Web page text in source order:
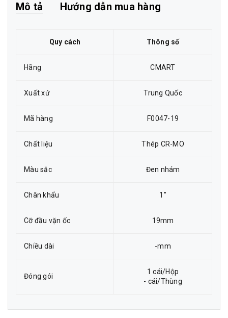
Mô tả Hướng dẫn mua hàng
Quy cách Thông số
Hãng CMART
Xuất xứ Trung Quốc
Mã hàng F0047-19
Chất liệu Thép CR-MO
Màu sắc Đen nhám
Chân khẩu 1"
Cỡ đầu vặn ốc 19mm
Chiều dài -mm
Đóng gói
1 cái/Hộp
- cái/Thùng